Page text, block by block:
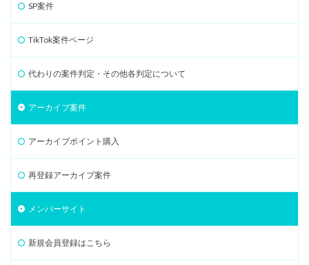
SP案件
TikTok案件ページ
代わりの案件判定・その他各判定について
アーカイブ案件
アーカイブポイント購入
再登録アーカイブ案件
メンバーサイト
新規会員登録はこちら